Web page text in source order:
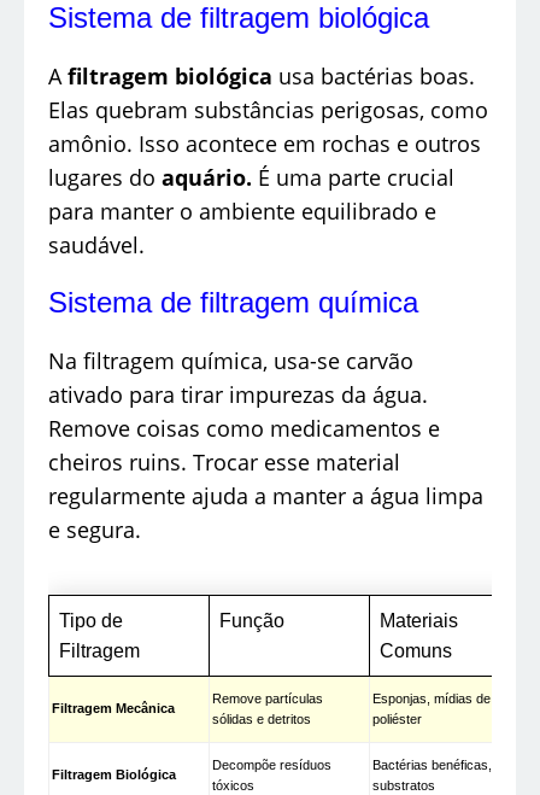
Sistema de filtragem biológica
Afiltragem biológica usa bactérias boas.
Elas quebram substâncias perigosas, como
amônio. Isso acontece em rochas e outros
lugares do aquário. É uma parte crucial
para manter o ambiente equilibrado e
saudável.
Sistema de filtragem química
Na filtragem química, usa-se carvão
ativado para tirar impurezas da água.
Remove coisas como medicamentos e
cheiros ruins. Trocar esse material
regularmente ajuda a manter a água limpa
e segura.
Tipo de
Filtragem
Função
Materiais
Comuns
Filtragem Mecânica
Remove partículas
sólidas e detritos
Esponjas, mídias de
poliéster
Filtragem Biológica
Decompõe resíduos
tóxicos
Bactérias benéficas,
substratos